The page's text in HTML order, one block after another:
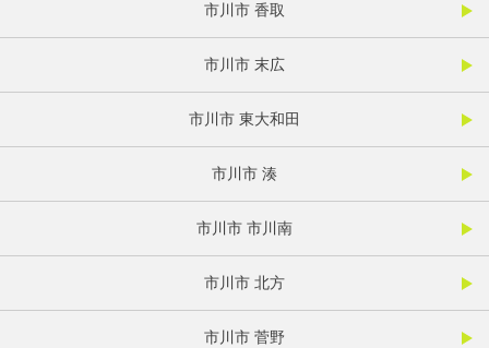
市川市 香取
市川市 末広
市川市 東大和田
市川市 湊
市川市 市川南
市川市 北方
市川市 菅野